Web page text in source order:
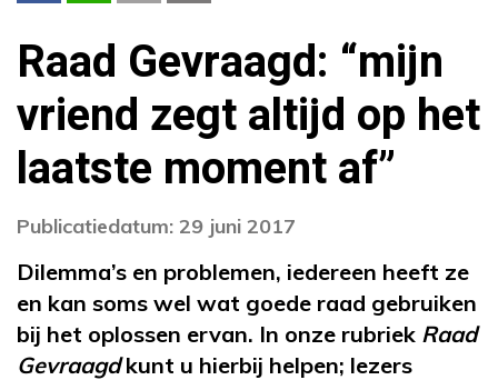
Raad Gevraagd: “mijn
vriend zegt altijd op het
laatste moment af”
Publicatiedatum: 29 juni 2017
Dilemma’s en problemen, iedereen heeft ze
en kan soms wel wat goede raad gebruiken
bij het oplossen ervan. In onze rubriek Raad
Gevraagdkunt u hierbij helpen; lezers